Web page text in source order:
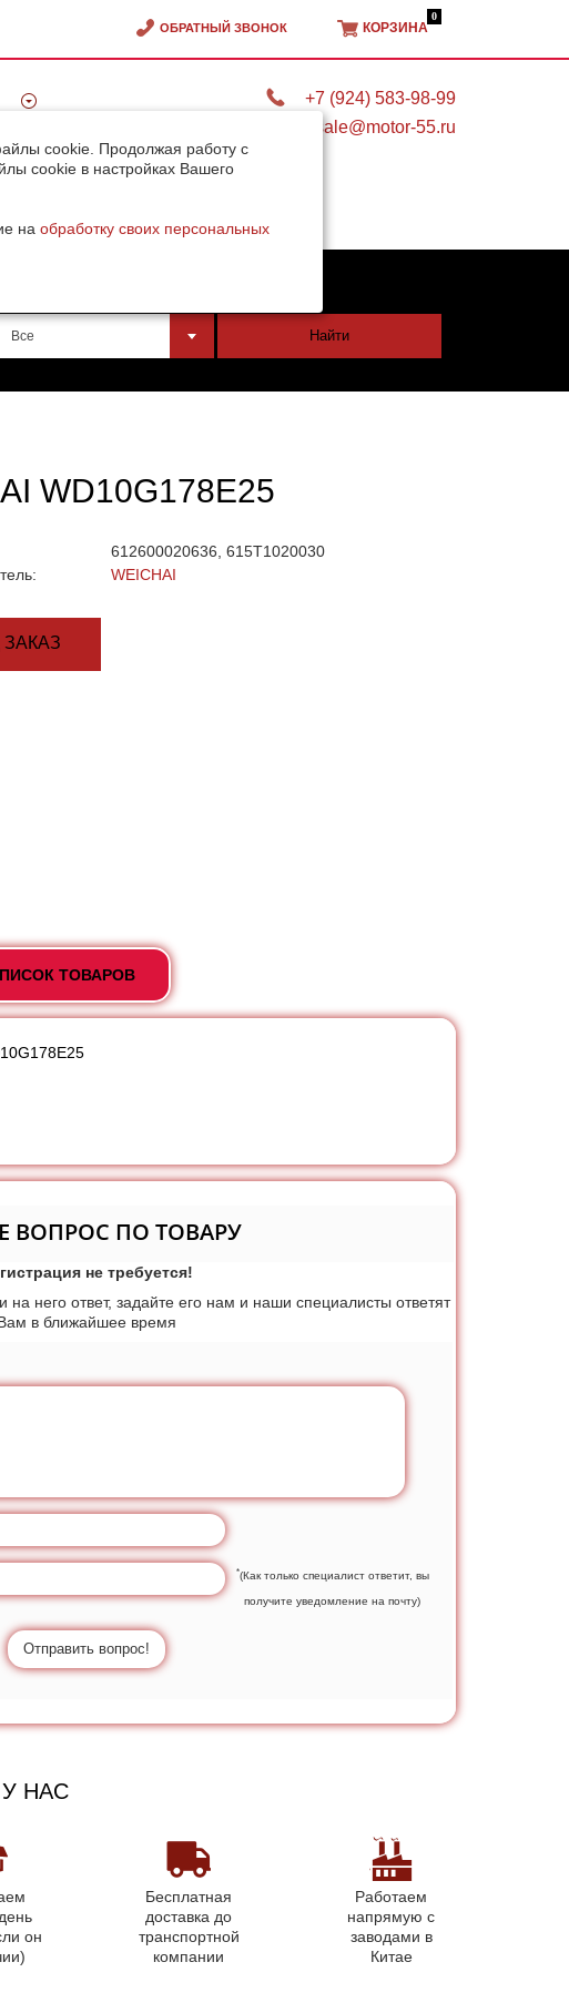
cookie. Продолжая работу с
cookie в настройках Вашего
на обработку своих персональных
ОБРАТНЫЙ ЗВОНОК КОРЗИНА
0
+7 (924) 583-98-99
sale@motor-55.ru
Все Найти
WD10G178E25
612600020636, 615T1020030
WEICHAI
ТОВАРОВ
ВОПРОС ПО ТОВАРУ
не требуется!
него ответ, задайте его нам и наши специалисты ответят
в ближайшее время
*(Как только специалист ответит, вы
получите уведомление на почту)
Отправить вопрос!
НАС
он
Бесплатная
доставка до
транспортной
компании
Работаем
напрямую с
заводами в
Китае